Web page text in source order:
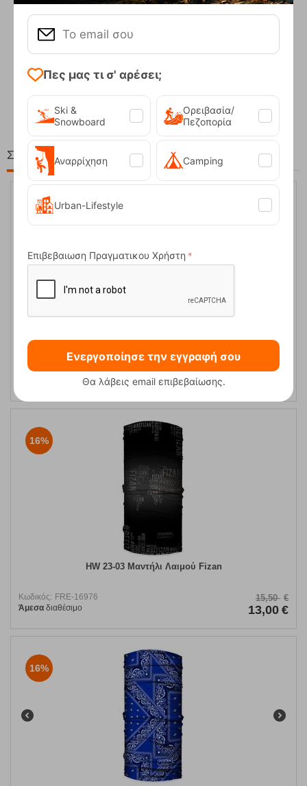
Compact Ocean Blue Τηλεσκοπικά Μπατόν Πεζ...
62,50 €
Στη ίδια Τιμή!
16%
Μαντήλι Λαιμού HW 23-19 Fizan
Κωδικός: FRE-16995
15,50
16%
HW 23-03 Μαντήλι Λαιμού Fizan
Κωδικός: FRE-16976
Άμεσα διαθέσιμο
15,50 €
13,00 €
16%
Πες μας τι σ' αρέσει;
Ski &
Snowboard
Ορειβασία/
Πεζοπορία
Αναρρίχηση Camping
Urban-Lifestyle
Επιβεβαιωση Πραγματικου Χρήστη
Ενεργοποίησε την εγγραφή σου
Θα λάβεις email επιβεβαίωσης.